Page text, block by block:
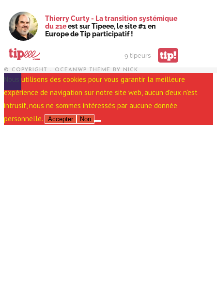
Thierry Curty - La transition systémique
du 21eest sur Tipeee, le site #1 en
Europe de Tip participatif !
9 tipeurs tip!
© COPYRIGHT - OCEANWP THEME BY NICK
Nous utilisons des cookies pour vous garantir la meilleure
expérience de navigation sur notre site web, aucun d'eux n'est
intrusif, nous ne sommes intéressés par aucune donnée
personnelle.
Accepter Non